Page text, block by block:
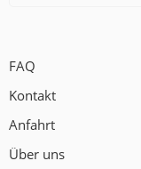
FAQ
Kontakt
Anfahrt
Über uns